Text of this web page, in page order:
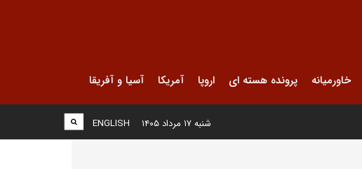
خاورمیانه پرونده هسته ای اروپا آمریکا آسیا و آفریقا
ENGLISH شنبه ۱۷ مرداد ۱۴۰۵